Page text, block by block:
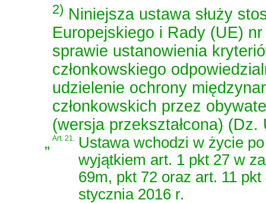
2) Niniejsza ustawa służy
Europejskiego i Rady (UE)
sprawie ustanowienia
członkowskiego
udzielenie ochrony
członkowskich przez
(wersja przekształcona)
„Art. 21.
Ustawa wchodzi w życie
wyjątkiem art. 1 pkt 27 w
69m, pkt 72 oraz art. 11
stycznia 2016 r.